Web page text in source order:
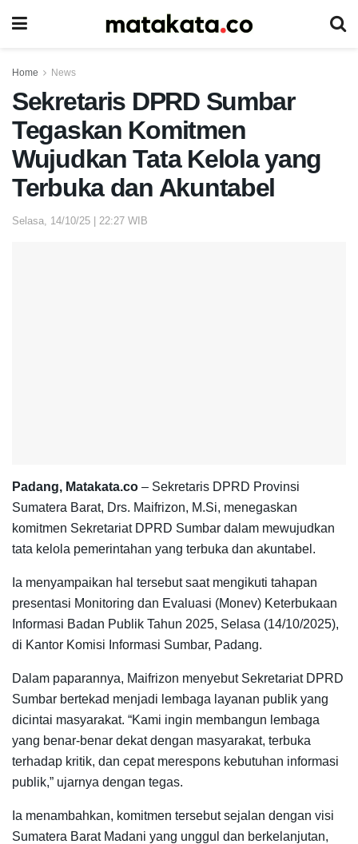
Home News
Sekretaris DPRD Sumbar
Tegaskan Komitmen
Wujudkan Tata Kelola yang
Terbuka dan Akuntabel
Selasa, 14/10/25 | 22:27 WIB
Padang, Matakata.co – Sekretaris DPRD Provinsi
Sumatera Barat, Drs. Maifrizon, M.Si, menegaskan
komitmen Sekretariat DPRD Sumbar dalam mewujudkan
tata kelola pemerintahan yang terbuka dan akuntabel.
Ia menyampaikan hal tersebut saat mengikuti tahapan
presentasi Monitoring dan Evaluasi (Monev) Keterbukaan
Informasi Badan Publik Tahun 2025, Selasa (14/10/2025),
di Kantor Komisi Informasi Sumbar, Padang.
Dalam paparannya, Maifrizon menyebut Sekretariat DPRD
Sumbar bertekad menjadi lembaga layanan publik yang
dicintai masyarakat. “Kami ingin membangun lembaga
yang benar-benar dekat dengan masyarakat, terbuka
terhadap kritik, dan cepat merespons kebutuhan informasi
publik,” ujarnya dengan tegas.
Ia menambahkan, komitmen tersebut sejalan dengan visi
Sumatera Barat Madani yang unggul dan berkelanjutan,